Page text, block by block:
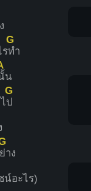
G
ทำ
น
G
ป
ย่าง
น์อะไร)